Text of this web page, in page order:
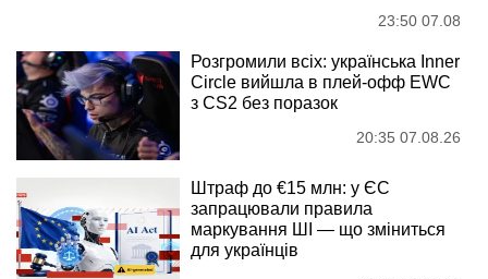
23:50 07.08
Розгромили всіх: українська Inner
Circle вийшла в плей-офф EWC
з CS2 без поразок
20:35 07.08.26
Штраф до €15 млн: у ЄС
запрацювали правила
маркування ШІ — що зміниться
для українців